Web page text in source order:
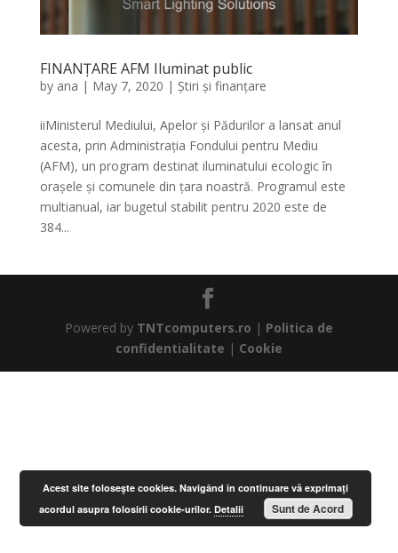
FINANȚARE AFM Iluminat public
by ana | May 7, 2020 | Știri și finanțare
iiMinisterul Mediului, Apelor și Pădurilor a lansat anul
acesta, prin Administrația Fondului pentru Mediu
(AFM), un program destinat iluminatului ecologic în
orașele și comunele din țara noastră. Programul este
multianual, iar bugetul stabilit pentru 2020 este de
384...
Powered by TNTcomputers.ro | Politica de
confidentialitate | Cookie
Acest site foloseşte cookies. Navigând în continuare vă exprimaţi
acordul asupra folosirii cookie-urilor. Detalii Sunt de Acord